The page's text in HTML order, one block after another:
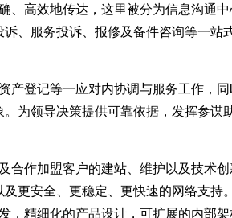
高效地传达，这里被分为信息沟通
、服务投诉、报修及备件咨询等一站
登记等一应对内协调与服务工作，
为领导决策提供可靠依据，发挥参谋
作加盟客户的建站、维护以及技术
更安全、更稳定、更快速的网络支持。
精细化的产品设计，可扩展的内部